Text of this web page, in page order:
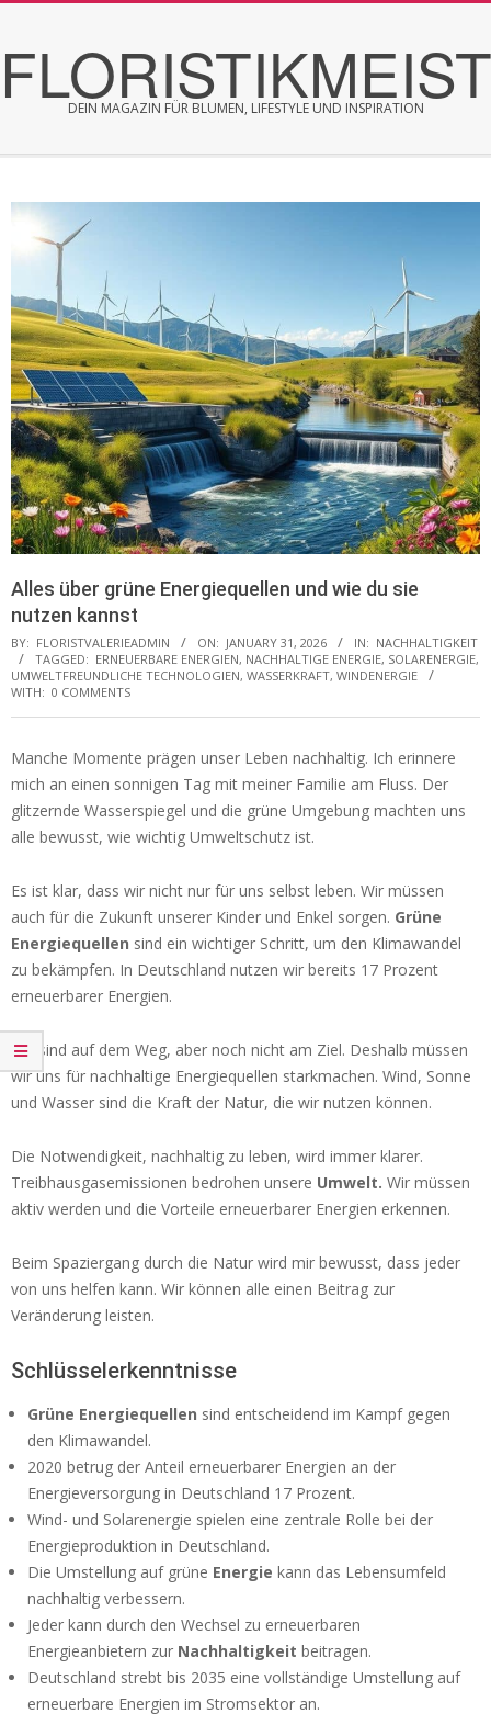
content
DEIN MAGAZIN FÜR BLUMEN, LIFESTYLE UND INSPIRATION
Menu
Alles über grüne Energiequellen und wie du sie
nutzen kannst
BY: FLORISTVALERIEADMIN ON: JANUARY 31, 2026 IN: NACHHALTIGKEIT
TAGGED: ERNEUERBARE ENERGIEN, NACHHALTIGE ENERGIE, SOLARENERGIE,
UMWELTFREUNDLICHE TECHNOLOGIEN, WASSERKRAFT, WINDENERGIE
WITH: 0 COMMENTS
Manche Momente prägen unser Leben nachhaltig. Ich erinnere
mich an einen sonnigen Tag mit meiner Familie am Fluss. Der
glitzernde Wasserspiegel und die grüne Umgebung machten uns
alle bewusst, wie wichtig Umweltschutz ist.
Es ist klar, dass wir nicht nur für uns selbst leben. Wir müssen
auch für die Zukunft unserer Kinder und Enkel sorgen. Grüne
Energiequellen sind ein wichtiger Schritt, um den Klimawandel
zu bekämpfen. In Deutschland nutzen wir bereits 17 Prozent
erneuerbarer Energien.
Wir sind auf dem Weg, aber noch nicht am Ziel. Deshalb müssen
wir uns für nachhaltige Energiequellen starkmachen. Wind, Sonne
und Wasser sind die Kraft der Natur, die wir nutzen können.
Die Notwendigkeit, nachhaltig zu leben, wird immer klarer.
Treibhausgasemissionen bedrohen unsere Umwelt. Wir müssen
aktiv werden und die Vorteile erneuerbarer Energien erkennen.
Beim Spaziergang durch die Natur wird mir bewusst, dass jeder
von uns helfen kann. Wir können alle einen Beitrag zur
Veränderung leisten.
Schlüsselerkenntnisse
Grüne Energiequellen sind entscheidend im Kampf gegen
den Klimawandel.
2020 betrug der Anteil erneuerbarer Energien an der
Energieversorgung in Deutschland 17 Prozent.
Wind- und Solarenergie spielen eine zentrale Rolle bei der
Energieproduktion in Deutschland.
Die Umstellung auf grüne Energie kann das Lebensumfeld
nachhaltig verbessern.
Jeder kann durch den Wechsel zu erneuerbaren
Energieanbietern zur Nachhaltigkeit beitragen.
Deutschland strebt bis 2035 eine vollständige Umstellung auf
erneuerbare Energien im Stromsektor an.